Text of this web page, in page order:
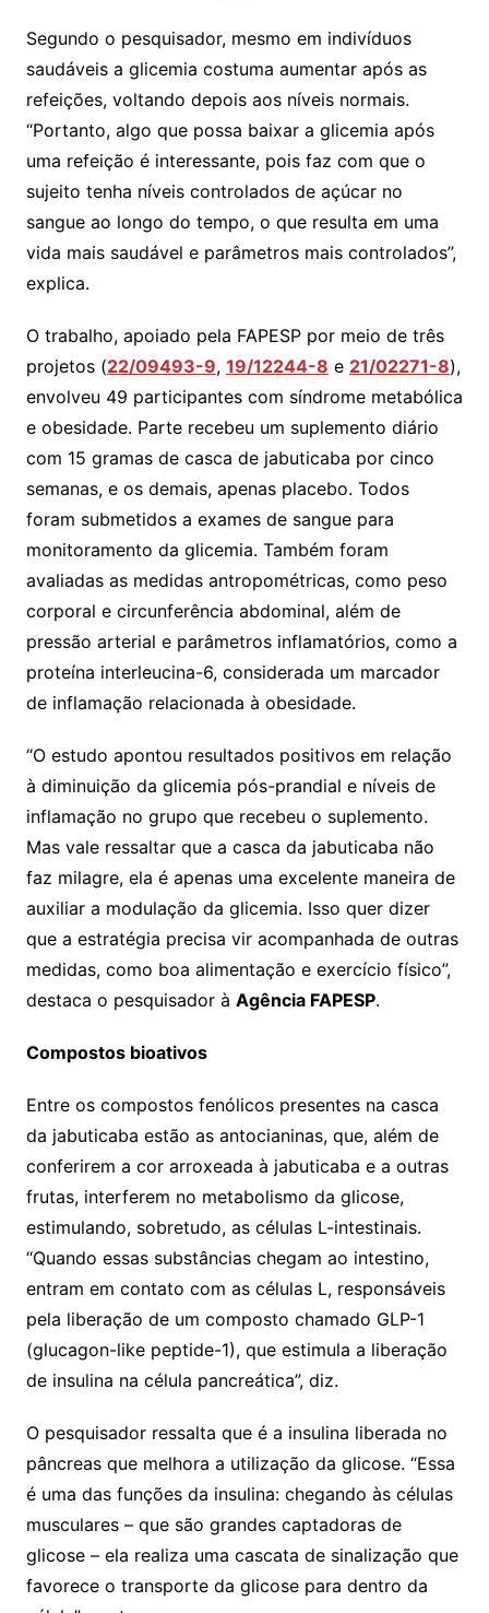
Segundo o pesquisador, mesmo em indivíduos
saudáveis a glicemia costuma aumentar após as
refeições, voltando depois aos níveis normais.
“Portanto, algo que possa baixar a glicemia após
uma refeição é interessante, pois faz com que o
sujeito tenha níveis controlados de açúcar no
sangue ao longo do tempo, o que resulta em uma
vida mais saudável e parâmetros mais controlados”,
explica.
O trabalho, apoiado pela FAPESP por meio de três
projetos (22/09493-9, 19/12244-8 e 21/02271-8),
envolveu 49 participantes com síndrome metabólica
e obesidade. Parte recebeu um suplemento diário
com 15 gramas de casca de jabuticaba por cinco
semanas, e os demais, apenas placebo. Todos
foram submetidos a exames de sangue para
monitoramento da glicemia. Também foram
avaliadas as medidas antropométricas, como peso
corporal e circunferência abdominal, além de
pressão arterial e parâmetros inflamatórios, como a
proteína interleucina-6, considerada um marcador
de inflamação relacionada à obesidade.
“O estudo apontou resultados positivos em relação
à diminuição da glicemia pós-prandial e níveis de
inflamação no grupo que recebeu o suplemento.
Mas vale ressaltar que a casca da jabuticaba não
faz milagre, ela é apenas uma excelente maneira de
auxiliar a modulação da glicemia. Isso quer dizer
que a estratégia precisa vir acompanhada de outras
medidas, como boa alimentação e exercício físico”,
destaca o pesquisador à Agência FAPESP.
Compostos bioativos
Entre os compostos fenólicos presentes na casca
da jabuticaba estão as antocianinas, que, além de
conferirem a cor arroxeada à jabuticaba e a outras
frutas, interferem no metabolismo da glicose,
estimulando, sobretudo, as células L-intestinais.
“Quando essas substâncias chegam ao intestino,
entram em contato com as células L, responsáveis
pela liberação de um composto chamado GLP-1
(glucagon-like peptide-1), que estimula a liberação
de insulina na célula pancreática”, diz.
O pesquisador ressalta que é a insulina liberada no
pâncreas que melhora a utilização da glicose. “Essa
é uma das funções da insulina: chegando às células
musculares – que são grandes captadoras de
glicose – ela realiza uma cascata de sinalização que
favorece o transporte da glicose para dentro da